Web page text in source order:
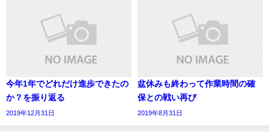
今年1年でどれだけ進歩できたの
か？を振り返る
2019年12月31日
盆休みも終わって作業時間の確
保との戦い再び
2019年8月31日